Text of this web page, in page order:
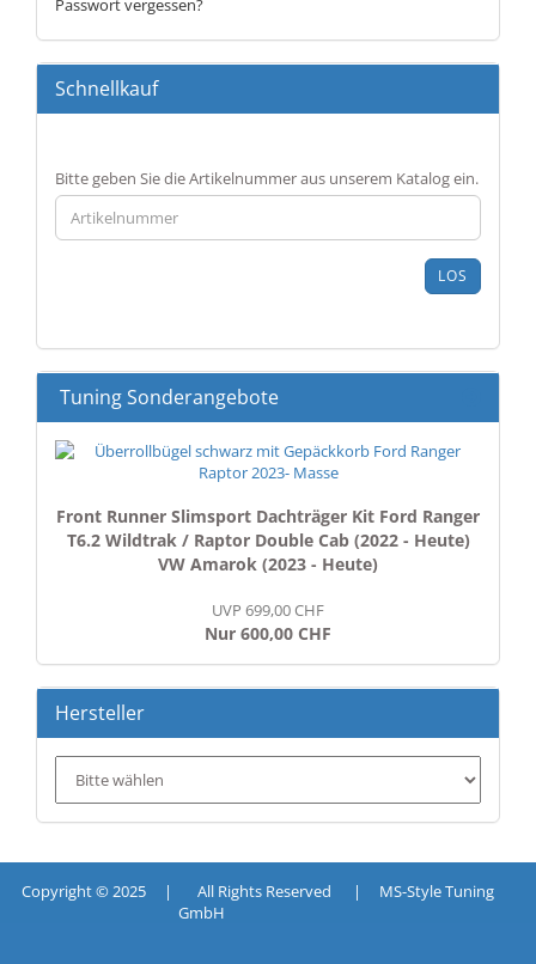
Passwort vergessen?
Schnellkauf
BITTE
GEBEN
SIE
DIE
EIN.
Bitte geben Sie die Artikelnummer aus unserem Katalog ein.
LOS
Tuning Sonderangebote
Front Runner Slimsport Dachträger Kit Ford Ranger
T6.2 Wildtrak / Raptor Double Cab (2022 - Heute)
VW Amarok (2023 - Heute)
UVP 699,00 CHF
Nur 600,00 CHF
Hersteller
Copyright © 2025 | All Rights Reserved | MS-Style Tuning
GmbH